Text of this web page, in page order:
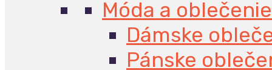
Móda a oblečenie
Dámske
Pánske